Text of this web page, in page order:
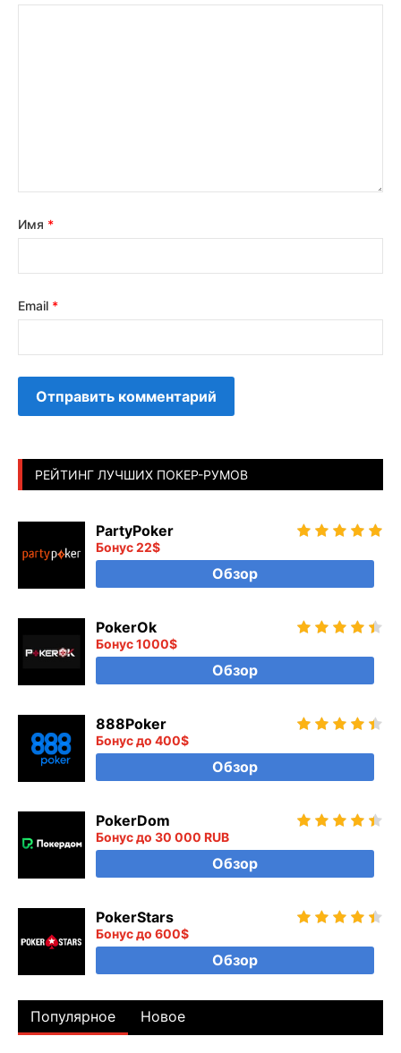
Имя *
Email *
РЕЙТИНГ ЛУЧШИХ ПОКЕР-РУМОВ
PartyPoker
Бонус 22$
Обзор
PokerOk
Бонус 1000$
Обзор
888Poker
Бонус до 400$
Обзор
PokerDom
Бонус до 30 000 RUB
Обзор
PokerStars
Бонус до 600$
Обзор
Популярное Новое